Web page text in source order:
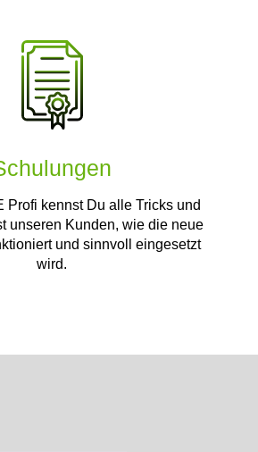
Profi kennst Du alle Tricks und
unseren Kunden, wie die neue
und sinnvoll eingesetzt
wird.